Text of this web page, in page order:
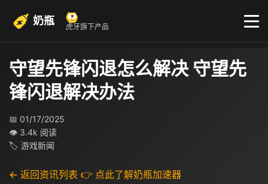
奶瓶 虎牙旗下产品
守望先锋闪退怎么解决 守望先
锋闪退解决办法
📅 01/17/2025
👁 3.4k 阅读
🏷 游戏新闻
← 返回资讯列表 👉 点此了解奶瓶加速器